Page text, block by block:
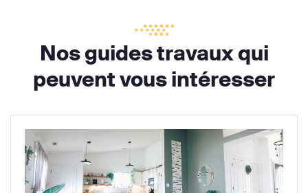
Nos guides travaux qui
peuvent vous intéresser